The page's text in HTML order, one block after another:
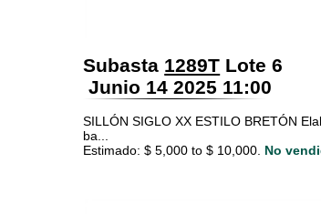
Subasta 1289T Lote 6
Junio 14 2025 11:00
SILLÓN SIGLO XX ESTILO BRETÓN
ba...
Estimado: $ 5,000 to $ 10,000. No